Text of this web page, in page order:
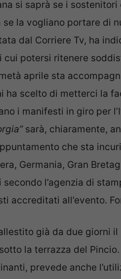
si saprà se i
se la vogliano portare di
dal Corriere Tv, ha
cui potersi ritenere
aprile sta
ha scelto di metterci la
i manifesti in giro per
sarà, chiaramente,
che sta
Germania, Gran
l’agenzia di
accreditati all’evento.
già da due giorni
la terrazza del
prevede anche